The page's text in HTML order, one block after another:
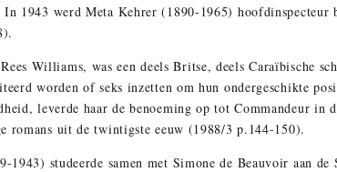
1943 werd Meta Kehrer (1890-1965)
Williams, was een deels Britse, deels Caraïbische
worden of seks inzetten om hun ondergeschikte
leverde haar de benoeming op tot Commandeur in
romans uit de twintigste eeuw (1988/3 p.144-150).
studeerde samen met Simone de Beauvoir aan